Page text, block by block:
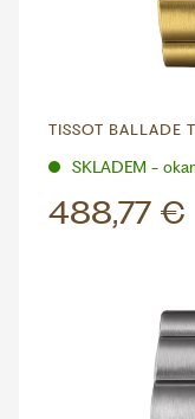
TISSOT
SKLADEM -
488,77 €